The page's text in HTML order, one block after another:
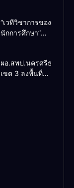
“เวทีวิชาการของ
นักการศึกษา”
Thailand
International
ผอ.สพป.นครศรีธรรมราช
เขต 3 ลงพื้นที่